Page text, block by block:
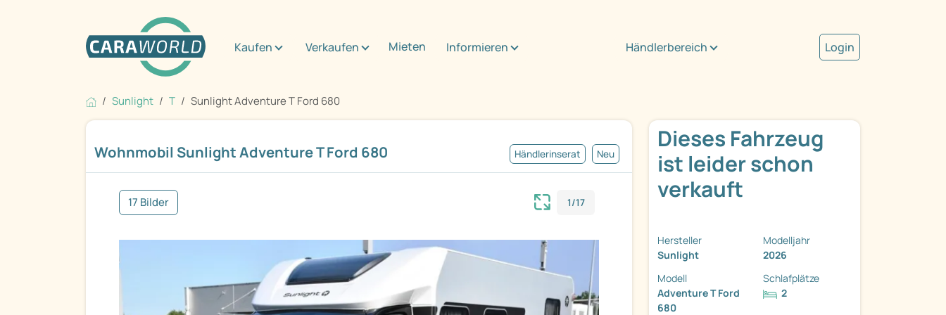
Kaufen Verkaufen Mieten Informieren Händlerbereich Login
Sunlight T Sunlight Adventure T Ford 680
Wohnmobil Sunlight Adventure T Ford 680 Händlerinserat Neu
17 Bilder 1/17
Dieses Fahrzeug
ist leider schon
verkauft
Hersteller
Sunlight
Modelljahr
2026
Modell
Adventure T Ford
680
Schlafplätze
2